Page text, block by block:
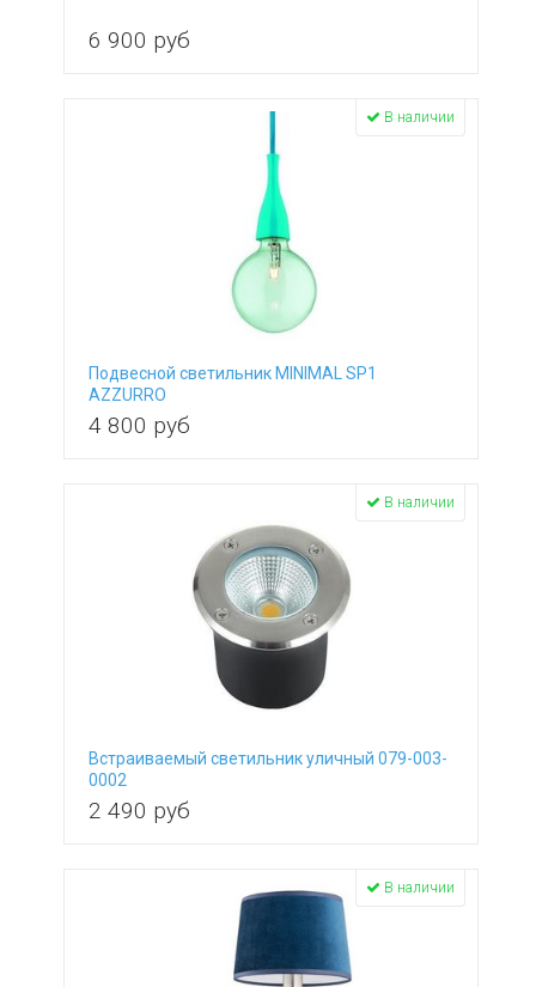
6 900 руб
Подвесной светильник MINIMAL SP1
AZZURRO
4 800 руб
В наличии
Встраиваемый светильник уличный 079-003-
0002
2 490 руб
В наличии
В наличии